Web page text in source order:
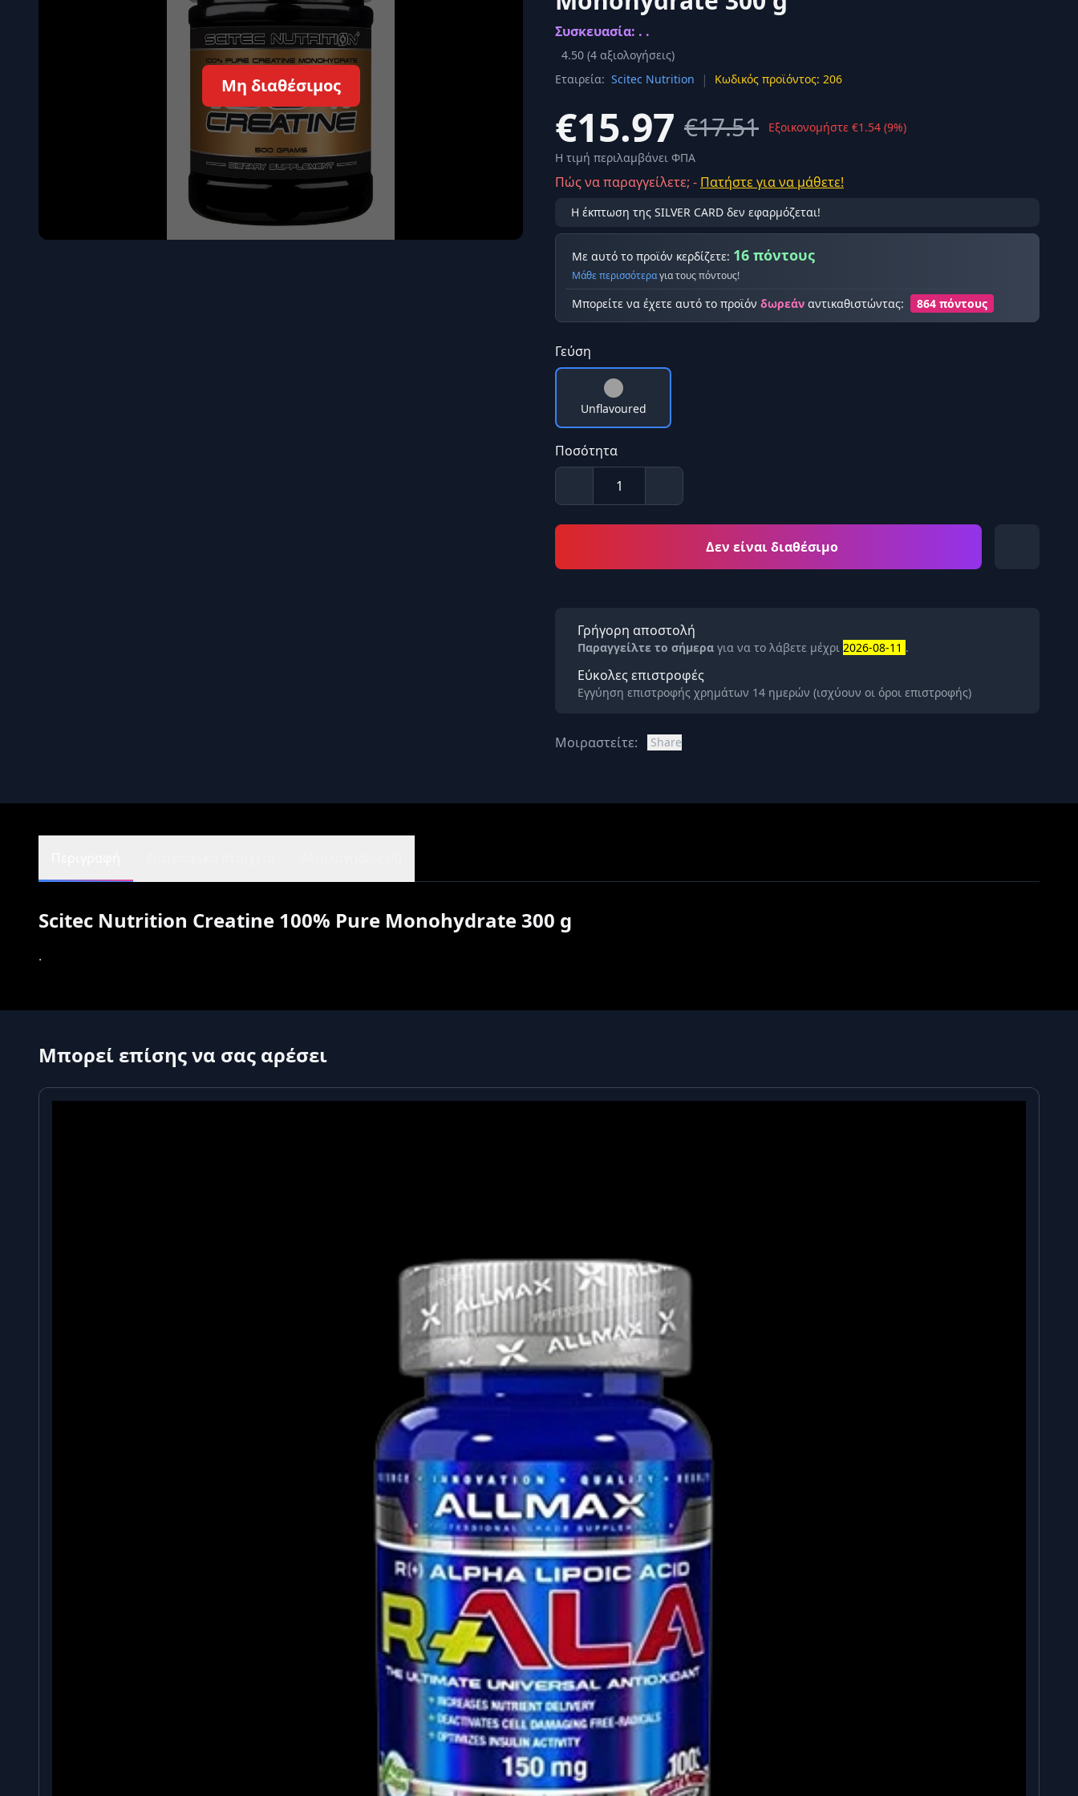
Όγκου
Διεγερτικά
Τεστοστερόνης
Μη διαθέσιμος
Συσκευασία: . .
4.50 (4 αξιολογήσεις)
Εταιρεία: Scitec Nutrition | Κωδικός προϊόντος: 206
€15.97 €17.51
Εξοικονομήστε €1.54 (9%)
Η τιμή περιλαμβάνει ΦΠΑ
Πώς να παραγγείλετε; - Πατήστε για να μάθετε!
Η έκπτωση της SILVER CARD δεν εφαρμόζεται!
Με αυτό το προϊόν κερδίζετε: 16 πόντους
Μάθε περισσότεραγια τους πόντους!
Μπορείτε να έχετε αυτό το προϊόν δωρεάν αντικαθιστώντας: 864 πόντους
Γεύση
Unflavoured
Ποσότητα
Δεν είναι διαθέσιμο
Γρήγορη αποστολή
Παραγγείλτε το σήμερα για να το λάβετε μέχρι 2026-08-11 .
Εύκολες επιστροφές
Εγγύηση επιστροφής χρημάτων 14 ημερών (ισχύουν οι όροι επιστροφής)
Μοιραστείτε: Share
Scitec Nutrition Creatine 100% Pure Monohydrate 300 g
.
Μπορεί επίσης να σας αρέσει
Σύνδεση
Εγγραφείτε εδώ
Επιστροφή